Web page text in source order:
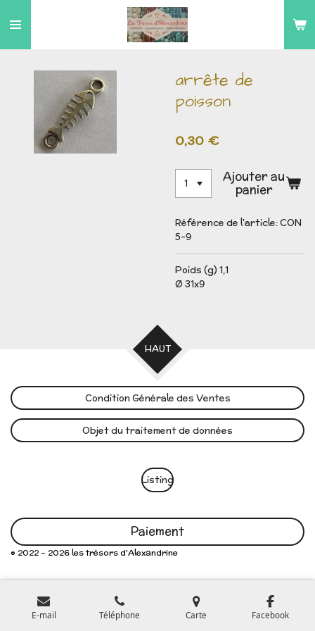
au
arrête de
poisson
0,30 €
Ajouter au
panier
Référence de l'article:CON
5-9
Poids (g) 1,1
Ø 31x9
HAUT
Condition Générale des Ventes
Objet du traitement de données
Listing
Paiement
© 2022 - 2026 les trésors d'Alexandrine
E-mail Téléphone Carte Facebook